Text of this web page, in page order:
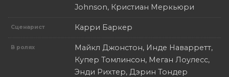
Johnson, Кристиан Меркьюри
Сценарист Карри Баркер
В ролях
Майкл Джонстон, Инде Наварретт,
Купер Томлинсон, Меган Лоулесс,
Энди Рихтер, Дэрин Тондер